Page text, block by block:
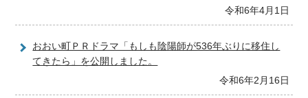
令和6年4月1日
おおい町ＰＲドラマ「もしも陰陽師が536年ぶりに移住し
てきたら」を公開しました。
令和6年2月16日